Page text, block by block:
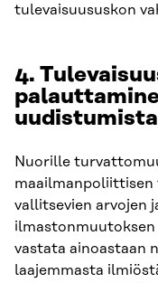
tulevaisuususkon
4.
uudistumista
Nuorille
maailmanpoliittisen
vallitsevien arvojen
vastata ainoastaan
laajemmasta